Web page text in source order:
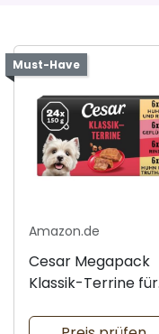
Must-Have
Amazon.de
Cesar Megapack
Klassik-Terrine für